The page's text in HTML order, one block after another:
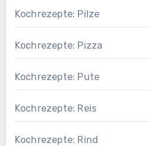
Kochrezepte: Pilze
Kochrezepte: Pizza
Kochrezepte: Pute
Kochrezepte: Reis
Kochrezepte: Rind